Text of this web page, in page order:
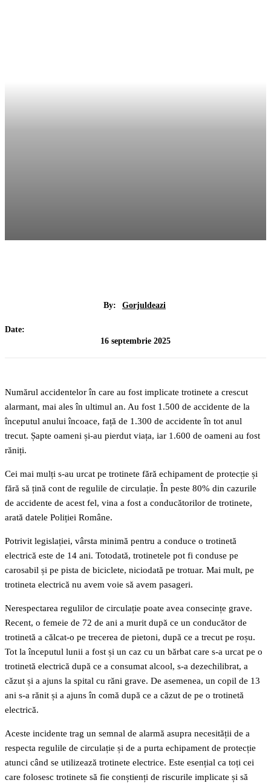
By: Gorjuldeazi
Date:
16 septembrie 2025
Numărul accidentelor în care au fost implicate trotinete a crescut
alarmant, mai ales în ultimul an. Au fost 1.500 de accidente de la
începutul anului încoace, față de 1.300 de accidente în tot anul
trecut. Șapte oameni și-au pierdut viața, iar 1.600 de oameni au fost
răniți.
Cei mai mulți s-au urcat pe trotinete fără echipament de protecție și
fără să țină cont de regulile de circulație. În peste 80% din cazurile
de accidente de acest fel, vina a fost a conducătorilor de trotinete,
arată datele Poliției Române.
Potrivit legislației, vârsta minimă pentru a conduce o trotinetă
electrică este de 14 ani. Totodată, trotinetele pot fi conduse pe
carosabil și pe pista de biciclete, niciodată pe trotuar. Mai mult, pe
trotineta electrică nu avem voie să avem pasageri.
Nerespectarea regulilor de circulație poate avea consecințe grave.
Recent, o femeie de 72 de ani a murit după ce un conducător de
trotinetă a călcat-o pe trecerea de pietoni, după ce a trecut pe roșu.
Tot la începutul lunii a fost și un caz cu un bărbat care s-a urcat pe o
trotinetă electrică după ce a consumat alcool, s-a dezechilibrat, a
căzut și a ajuns la spital cu răni grave. De asemenea, un copil de 13
ani s-a rănit și a ajuns în comă după ce a căzut de pe o trotinetă
electrică.
Aceste incidente trag un semnal de alarmă asupra necesității de a
respecta regulile de circulație și de a purta echipament de protecție
atunci când se utilizează trotinete electrice. Este esențial ca toți cei
care folosesc trotinete să fie conștienți de riscurile implicate și să